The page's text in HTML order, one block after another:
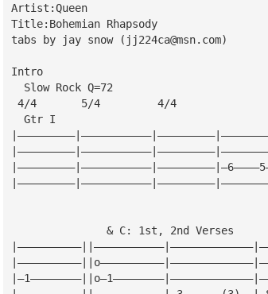
Artist:Queen
Title:Bohemian Rhapsody
tabs by jay snow ( jj224ca@msn.com)
Intro
  Slow Rock Q=72
4/4       5/4         4/4
Gtr I
               & C: 1st, 2nd Verses